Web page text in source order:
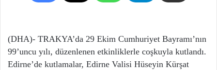
(DHA)- TRAKYA’da 29 Ekim Cumhuriyet Bayramı’nın
99’uncu yılı, düzenlenen etkinliklerle coşkuyla kutlandı.
Edirne’de kutlamalar, Edirne Valisi Hüseyin Kürşat